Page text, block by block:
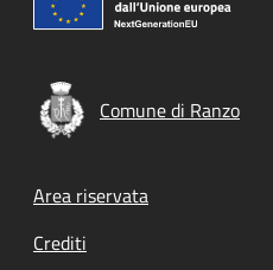
Comune di Ranzo
Footer menu
Area riservata
Crediti